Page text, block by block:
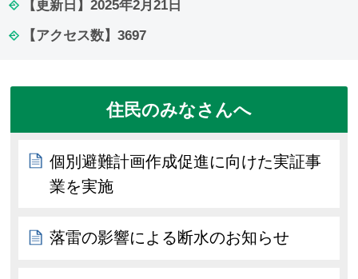
【更新日】 2025年2月21日
【アクセス数】 3697
住民のみなさんへ
個別避難計画作成促進に向けた実証事
業を実施
落雷の影響による断水のお知らせ